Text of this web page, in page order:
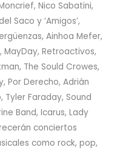
Nico Sabatini,
Saco y ‘Amigos’,
Ainhoa Mefer,
MayDay, Retroactivos,
The Sould Crowes,
Por Derecho, Adrián
Tyler Faraday, Sound
Band, Icarus, Lady
conciertos
como rock, pop,